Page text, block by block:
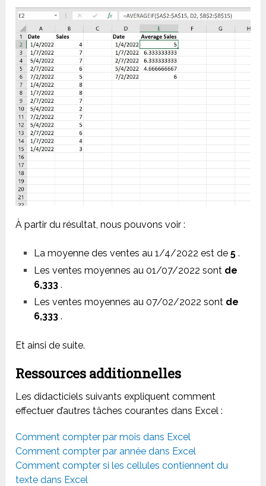
À partir du résultat, nous pouvons voir :
La moyenne des ventes au 1/4/2022 est de 5.
Les ventes moyennes au 01/07/2022 sont de
6,333.
Les ventes moyennes au 07/02/2022 sont de
6,333.
Et ainsi de suite.
Ressources additionnelles
Les didacticiels suivants expliquent comment
effectuer d’autres tâches courantes dans Excel :
Comment compter par mois dans Excel
Comment compter par année dans Excel
Comment compter si les cellules contiennent du
texte dans Excel